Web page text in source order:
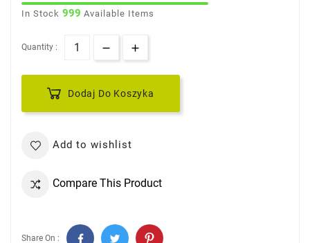
In Stock 999 Available Items
Quantity :
Dodaj Do Koszyka
Add to wishlist
Compare This Product
Share On :